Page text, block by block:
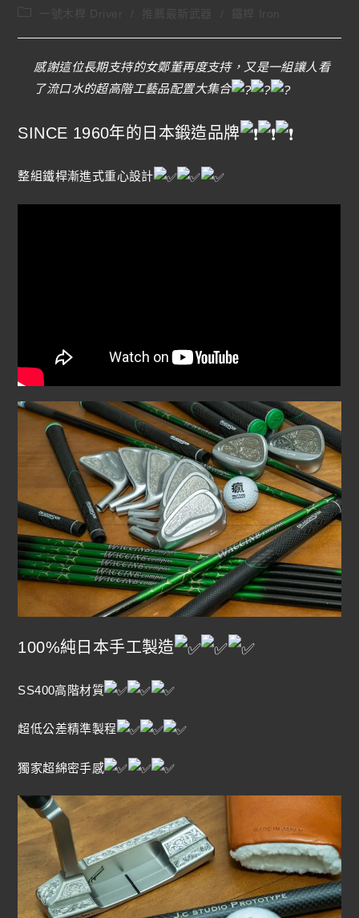
鐵桿 Iron
感謝這位長期支持的女鄭董再度支持，又是一組讓人看
了流口水的超高階工藝品配置大集合
SINCE 1960年的日本鍛造品牌
整組鐵桿漸進式重心設計
100%純日本手工製造
SS400高階材質
超低公差精準製程
獨家超綿密手感